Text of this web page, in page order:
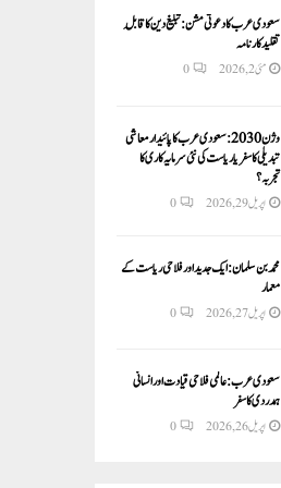
سعودی عرب کا دعوتی مشن: تبلیغ دین کا قابلِ
تقلید کارنامہ
مئی 2, 2026 0
وژن 2030:سعودی عرب کا پائیدار معاشی
تبدیلی کا سفر یا ریاست کی نئی سرمایہ کاری کا
تجربہ؟
اپریل 29, 2026 0
محمد بن سلمان: ایک جدید اور فلاحی ریاست کے
معمار
اپریل 27, 2026 0
سعودی عرب: عالمی فلاحی قیادت اور انسانی
ہمدردی کا سفر
اپریل 26, 2026 0